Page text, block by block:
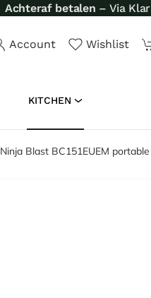
Achteraf betalen – Via
Account Wishlist
KITCHEN
Ninja Blast BC151EUEM